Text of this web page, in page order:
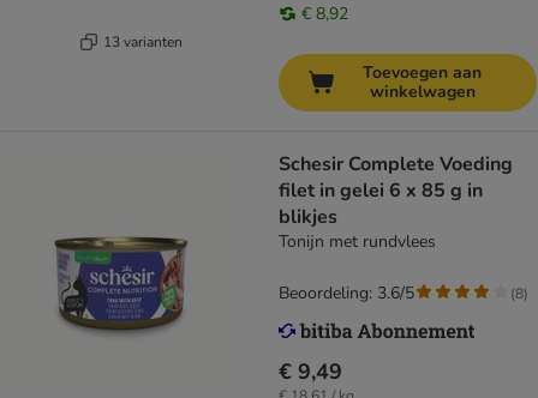
13 varianten
€ 8,92
Toevoegen aan
winkelwagen
Schesir Complete Voeding
filet in gelei 6 x 85 g in
blikjes
Tonijn met rundvlees
€ 9,49
Beoordeling: 3.6/5 (8)